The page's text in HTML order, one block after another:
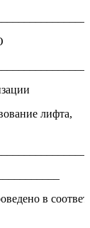
лифта,
в